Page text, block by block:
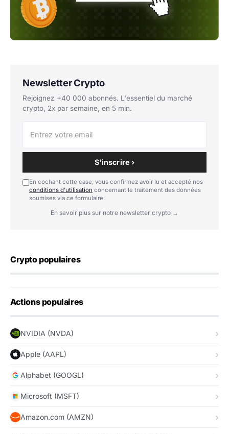
Newsletter Crypto
Rejoignez +40 000 abonnés. L'essentiel du marché
crypto, 2x par semaine, en 5 min.
S'inscrire ›
En cochant cette case, vous confirmez avoir lu et accepté nos
conditions d'utilisation concernant le traitement des données
soumises via ce formulaire.
En savoir plus sur notre newsletter crypto →
Crypto populaires
Actions populaires
NVIDIA (NVDA)
Apple (AAPL)
Alphabet (GOOGL)
Microsoft (MSFT)
Amazon.com (AMZN)